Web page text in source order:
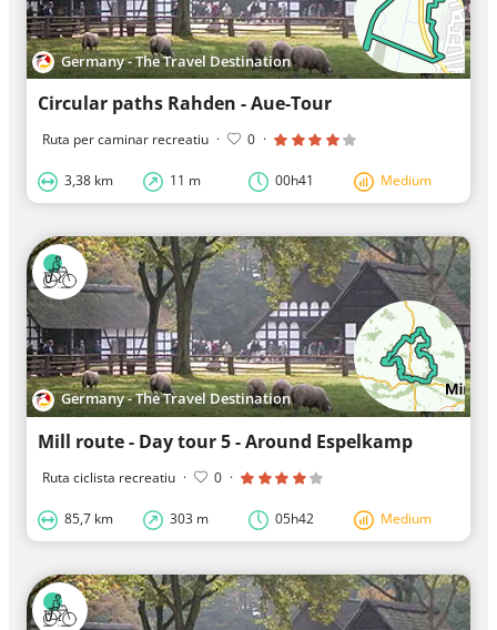
Germany - The Travel Destination
Circular paths Rahden - Aue-Tour
Ruta per caminar recreatiu · 0 ·
3,38 km 11 m 00h41 Medium
Germany - The Travel Destination
Mill route - Day tour 5 - Around Espelkamp
Ruta ciclista recreatiu · 0 ·
85,7 km 303 m 05h42 Medium